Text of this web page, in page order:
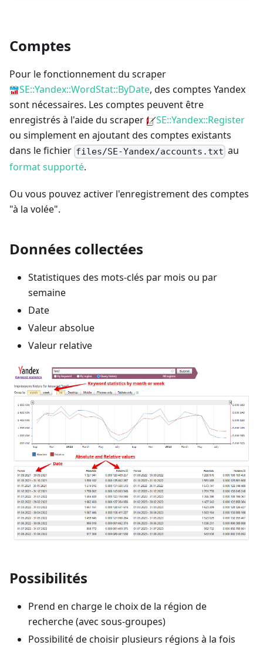
Comptes
Pour le fonctionnement du scraper
SE::Yandex::WordStat::ByDate, des comptes Yandex
sont nécessaires. Les comptes peuvent être
enregistrés à l'aide du scraper
SE::Yandex::Register
ou simplement en ajoutant des comptes existants
dans le fichier files/SE-Yandex/accounts.txt au
format supporté.
Ou vous pouvez activer l'enregistrement des comptes
"à la volée".
Données collectées
Statistiques des mots-clés par mois ou par
semaine
Date
Valeur absolue
Valeur relative
Possibilités
Prend en charge le choix de la région de
recherche (avec sous-groupes)
Possibilité de choisir plusieurs régions à la fois